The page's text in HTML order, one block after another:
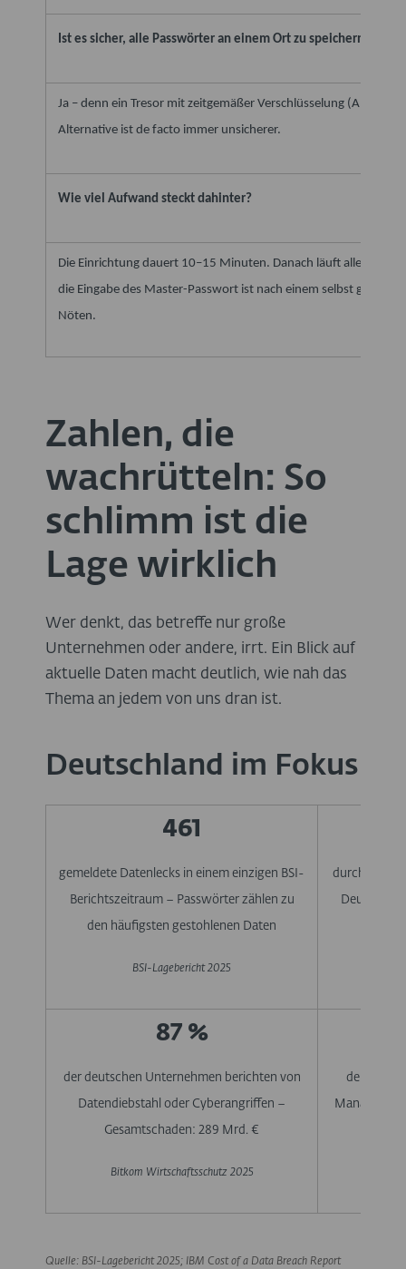
Ist es sicher, alle Passwörter an einem Ort zu speichern?
Ja – denn ein Tresor mit zeitgemäßer Verschlüsselung (AES-
Alternative ist de facto immer unsicherer.
Wie viel Aufwand steckt dahinter?
Die Einrichtung dauert 10–15 Minuten. Danach läuft alles
die Eingabe des Master-Passwort ist nach einem selbst
Nöten.
Zahlen, die
wachrütteln: So
schlimm ist die
Lage wirklich
Wer denkt, das betreffe nur große
Unternehmen oder andere, irrt. Ein Blick auf
aktuelle Daten macht deutlich, wie nah das
Thema an jedem von uns dran ist.
Deutschland im Fokus
461
gemeldete Datenlecks in einem einzigen BSI-
Berichtszeitraum – Passwörter zählen zu
den häufigsten gestohlenen Daten
BSI-Lagebericht 2025
87 %
der deutschen Unternehmen berichten von
Datendiebstahl oder Cyberangriffen –
Gesamtschaden: 289 Mrd. €
Bitkom Wirtschaftsschutz 2025
der
Manager –
Quelle: BSI-Lagebericht 2025; IBM Cost of a Data Breach Report